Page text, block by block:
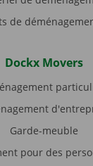
de
Dockx Movers
Garde-meuble
pour des